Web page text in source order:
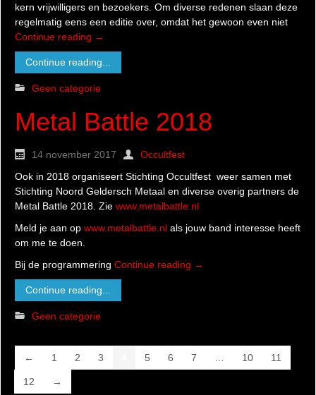
kern vrijwilligers en bezoekers. Om diverse redenen slaan deze
regelmatig eens een editie over, omdat het gewoon even niet
Continue reading →
Continue reading...
Geen categorie
Metal Battle 2018
14 november 2017
Occultfest
Ook in 2018 organiseert Stichting Occultfest weer samen met
Stichting Noord Geldersch Metaal en diverse overig partners de
Metal Battle 2018. Zie www.metalbattle.nl
Meld je aan op www.metalbattle.nl als jouw band interesse heeft
om me te doen.
Bij de programmering Continue reading →
Continue reading...
Geen categorie
← 1 2 3 5 6 7 10 11
12 →